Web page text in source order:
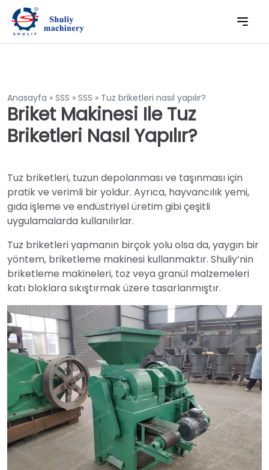
Anasayfa » SSS » SSS » Tuz briketleri nasıl yapılır?
Briket Makinesi Ile Tuz
Briketleri Nasıl Yapılır?
Tuz briketleri, tuzun depolanması ve taşınması için
pratik ve verimli bir yoldur. Ayrıca, hayvancılık yemi,
gıda işleme ve endüstriyel üretim gibi çeşitli
uygulamalarda kullanılırlar.
Tuz briketleri yapmanın birçok yolu olsa da, yaygın bir
yöntem, briketleme makinesi kullanmaktır. Shuliy’nin
briketleme makineleri, toz veya granül malzemeleri
katı bloklara sıkıştırmak üzere tasarlanmıştır.